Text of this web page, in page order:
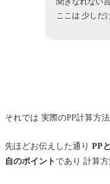
ここは 少しだ
それでは 実際のPP計算方
先ほどお伝えした通り PP
自のポイントであり 計算方